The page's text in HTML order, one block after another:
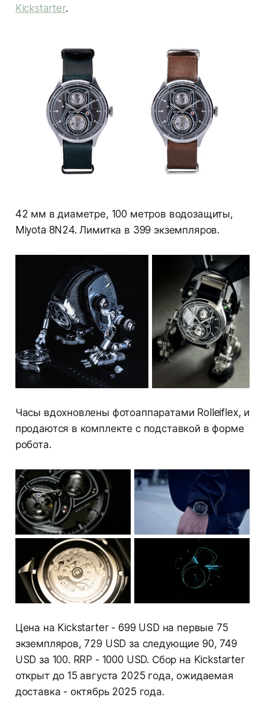
Kickstarter.
42 мм в диаметре, 100 метров водозащиты,
Miyota 8N24. Лимитка в 399 экземпляров.
Часы вдохновлены фотоаппаратами Rolleiflex, и
продаются в комплекте с подставкой в форме
робота.
Цена на Kickstarter - 699 USD на первые 75
экземпляров, 729 USD за следующие 90, 749
USD за 100. RRP - 1000 USD. Сбор на Kickstarter
открыт до 15 августа 2025 года, ожидаемая
доставка - октябрь 2025 года.